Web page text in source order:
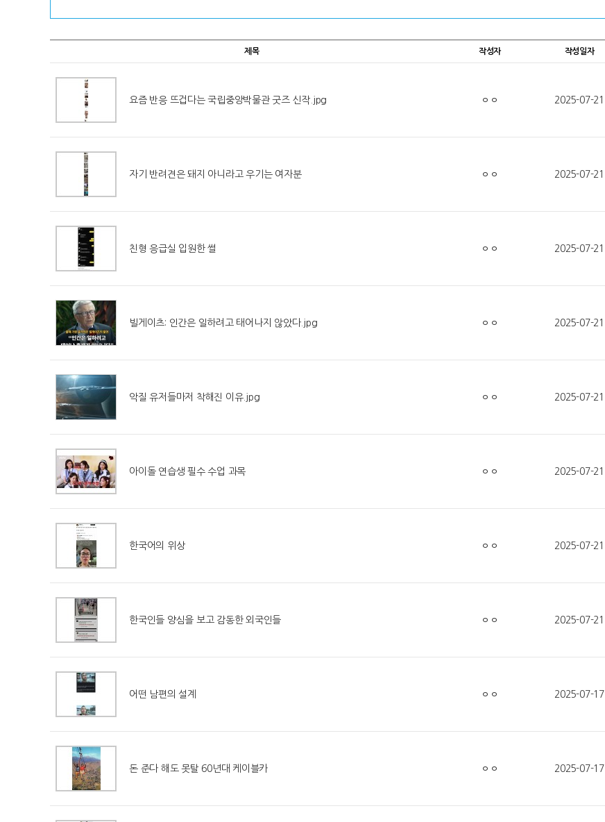
제목 작성자 작성일자
요즘 반응 뜨겁다는 국립중앙박물관 굿즈 신작.jpg ㅇㅇ 2025-07-21
자기 반려견은 돼지 아니라고 우기는 여자분 ㅇㅇ 2025-07-21
친형 응급실 입원한 썰 ㅇㅇ 2025-07-21
빌게이츠: 인간은 일하려고 태어나지 않았다.jpg ㅇㅇ 2025-07-21
악질 유저들마저 착해진 이유.jpg ㅇㅇ 2025-07-21
아이돌 연습생 필수 수업 과목 ㅇㅇ 2025-07-21
한국어의 위상 ㅇㅇ 2025-07-21
한국인들 양심을 보고 감동한 외국인들 ㅇㅇ 2025-07-21
어떤 남편의 설계 ㅇㅇ 2025-07-17
돈 준다 해도 못탈 60년대 케이블카 ㅇㅇ 2025-07-17